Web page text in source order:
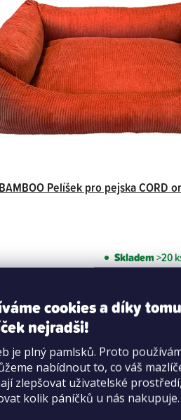
cookies a díky
nejradši!
je plný pamlsků. Proto
nabídnout to, co váš
zlepšovat uživatelské
kolik páníčků u nás nakupuje.
Pelíšek pro pejska CORD
Skladem>20